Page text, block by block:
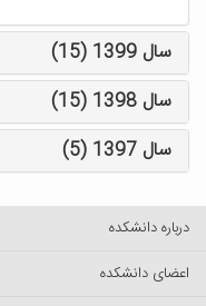
سال 1399 (15)
سال 1398 (15)
سال 1397 (5)
درباره دانشکده
اعضای دانشکده